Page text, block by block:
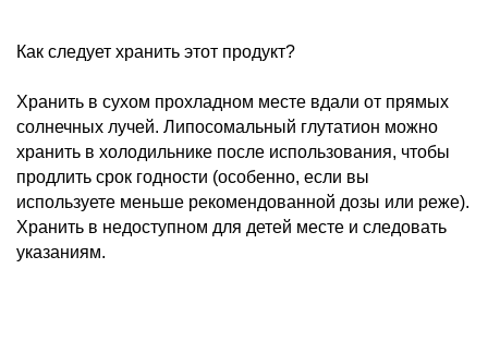
Как следует хранить этот продукт?
Хранить в сухом прохладном месте вдали от прямых
солнечных лучей. Липосомальный глутатион можно
хранить в холодильнике после использования, чтобы
продлить срок годности (особенно, если вы
используете меньше рекомендованной дозы или реже).
Хранить в недоступном для детей месте и следовать
указаниям.